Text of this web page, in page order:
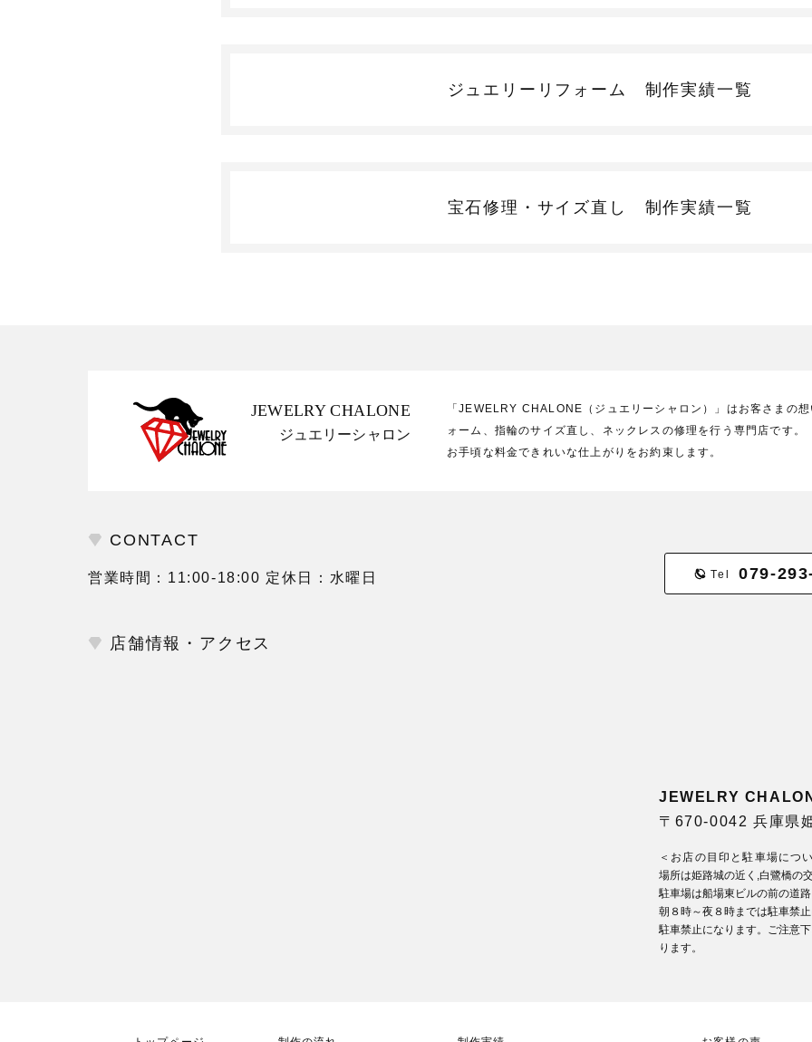
ジュエリーリフォーム 制作実績一覧
宝石修理・サイズ直し 制作実績一覧
JEWELRY CHALONE
ジュエリーシャロン
「JEWELRY CHALONE（ジュエリーシャロン）」はお客さまの
ォーム、指輪のサイズ直し、ネックレスの修理を行う専門店です。
お手頃な料金できれいな仕上がりをお約束します。
CONTACT
営業時間：11:00-18:00 定休日：水曜日 Tel 079-
店舗情報・アクセス
JEWELRY
〒670-0042 兵庫県
＜お店の目印と駐車場につ
場所は姫路城の近く,白鷺橋の
駐車場は船場東ビルの前の道
朝８時～夜８時までは駐車禁
駐車禁止になります。ご注意
ります。